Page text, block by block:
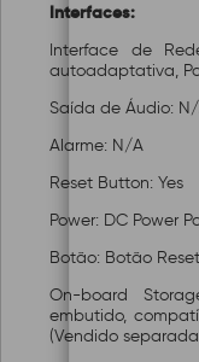
Interfaces:
Interface de
autoadaptativa,
Saída de Áudio:
Alarme: N/A
Reset Button: Yes
Power: DC Power
Botão: Botão Reset
On-board
embutido,
(Vendido